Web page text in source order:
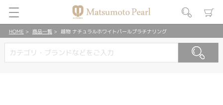
HOME 商品一覧 越物 ナチュラルホワイトパールプラチナリング